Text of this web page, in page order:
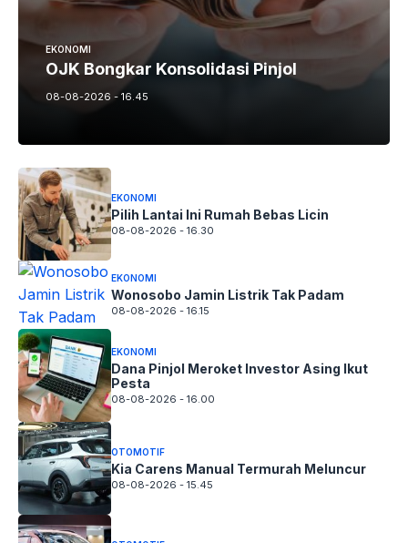
EKONOMI
OJK Bongkar Konsolidasi Pinjol
08-08-2026 - 16.45
EKONOMI
Pilih Lantai Ini Rumah Bebas Licin
08-08-2026 - 16.30
EKONOMI
Wonosobo Jamin Listrik Tak Padam
08-08-2026 - 16.15
EKONOMI
Dana Pinjol Meroket Investor Asing Ikut
Pesta
08-08-2026 - 16.00
OTOMOTIF
Kia Carens Manual Termurah Meluncur
08-08-2026 - 15.45